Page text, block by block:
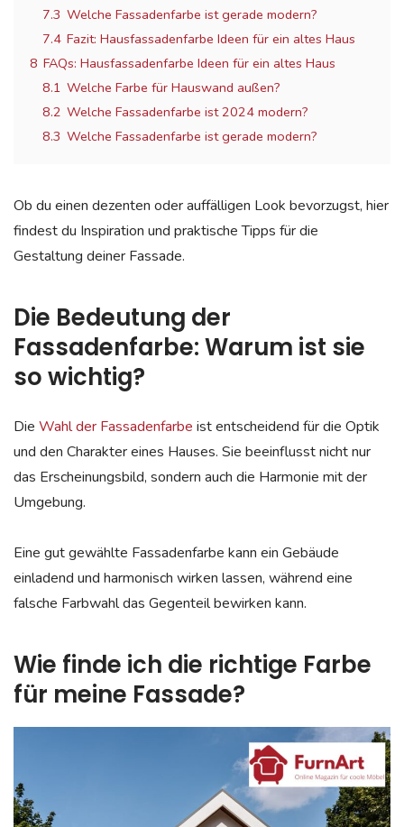
7.3 Welche Fassadenfarbe ist gerade modern?
7.4 Fazit: Hausfassadenfarbe Ideen für ein altes Haus
8 FAQs: Hausfassadenfarbe Ideen für ein altes Haus
8.1 Welche Farbe für Hauswand außen?
8.2 Welche Fassadenfarbe ist 2024 modern?
8.3 Welche Fassadenfarbe ist gerade modern?
Ob du einen dezenten oder auffälligen Look bevorzugst, hier
findest du Inspiration und praktische Tipps für die
Gestaltung deiner Fassade.
Die Bedeutung der
Fassadenfarbe: Warum ist sie
so wichtig?
Die Wahl der Fassadenfarbe ist entscheidend für die Optik
und den Charakter eines Hauses. Sie beeinflusst nicht nur
das Erscheinungsbild, sondern auch die Harmonie mit der
Umgebung.
Eine gut gewählte Fassadenfarbe kann ein Gebäude
einladend und harmonisch wirken lassen, während eine
falsche Farbwahl das Gegenteil bewirken kann.
Wie finde ich die richtige Farbe
für meine Fassade?